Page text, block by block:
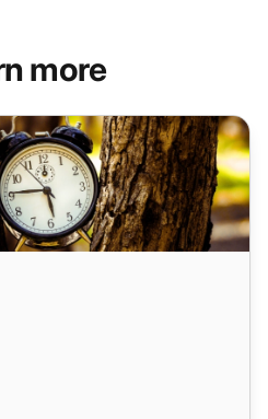
more
客户支持